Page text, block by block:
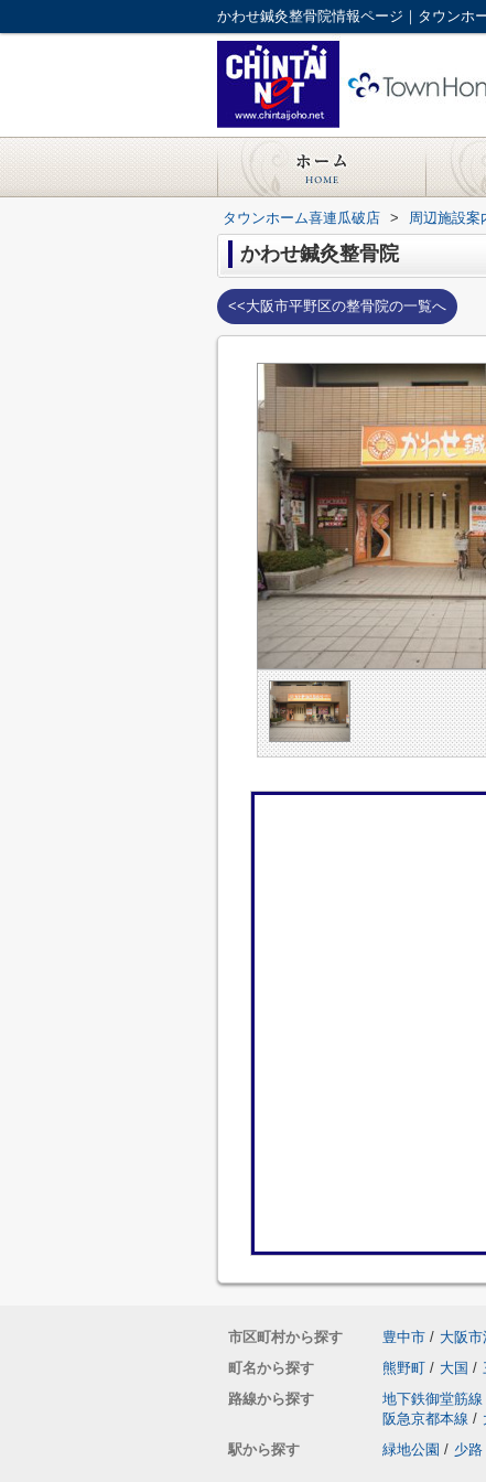
かわせ鍼灸整骨院情報ページ｜タウンホ
タウンホーム喜連瓜破店 > 周辺施設案
かわせ鍼灸整骨院
<<大阪市平野区の整骨院の一覧へ
市区町村から探す 豊中市 / 大阪
町名から探す
熊野町 / 大国 /
路線から探す
地下鉄御堂筋線
阪急京都本線 /
駅から探す
緑地公園 / 少路